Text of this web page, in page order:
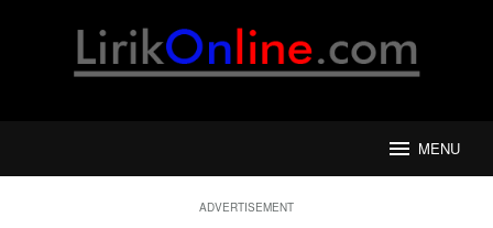
MENU
ADVERTISEMENT